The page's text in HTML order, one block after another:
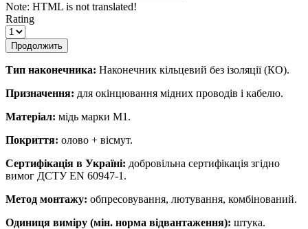
Note: HTML is not translated!
Rating
Продолжить
Тип наконечника: Наконечник кільцевий без ізоляції (КО).
Призначення: для окінцювання мідних проводів і кабелю.
Матеріал: мідь марки М1.
Покриття: олово + вісмут.
Сертифікація в Україні: добровільна сертифікація згідно
вимог ДСТУ EN 60947-1.
Метод монтажу: обпресовування, лютування, комбінований.
Одиниця виміру (мін. норма відвантаження): штука.